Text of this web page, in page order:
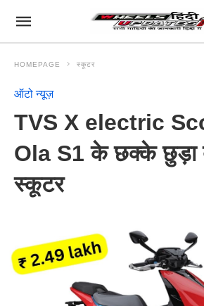
HOMEPAGE स्कूटर
ऑटो न्यूज़
TVS X electric
Ola S1 के छक्के छुड़ा
स्कूटर